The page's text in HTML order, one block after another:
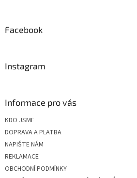
Facebook
Instagram
Informace pro vás
KDO JSME
DOPRAVA A PLATBA
NAPIŠTE NÁM
REKLAMACE
OBCHODNÍ PODMÍNKY